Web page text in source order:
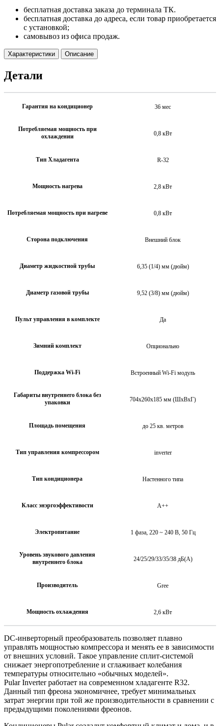
бесплатная доставка заказа до терминала ТК.
бесплатная доставка до адреса, если товар приобретается
с установкой;
самовывоз из офиса продаж.
Характеристики Описание
Детали
Гарантия на кондиционер 36 мес
Потребляемая мощность при
охлаждении
0,8 кВт
Тип Хладагента R-32
Мощность нагрева 2,8 кВт
Потребляемая мощность при нагреве 0,8 кВт
Сторона подключения Внешний блок
Диаметр жидкостной трубы 6,35 (1/4) мм (дюйм)
Диаметр газовой трубы 9,52 (3/8) мм (дюйм)
Пульт управления в комплекте Да
Зимний комплект Опционально
Поддержка Wi-Fi Встроенный Wi-Fi модуль
Габариты внутреннего блока без
упаковки
704х260х185 мм (ШхВхГ)
Площадь помещения до 25 кв. метров
Тип управления компрессором inverter
Тип кондиционера Настенного типа
Класс энэргоэффективости A++
Электропитание 1 фаза, 220 ~ 240 В, 50 Гц
Уровень звукового давления
внутреннего блока
24/25/29/33/35/38 дБ(А)
Производитель Gree
Мощность охлаждения 2,6 кВт
DC-инверторный преобразователь позволяет плавно
управлять мощностью компрессора и менять ее в зависимости
от внешних условий. Такое управление сплит-системой
снижает энергопотребление и сглаживает колебания
температуры относительно «обычных моделей».
Pular Inverter работает на современном хладагенте R32.
Данный тип фреона экономичнее, требует минимальных
затрат энергии при той же производительности в сравнении с
предыдущими поколениями фреонов.